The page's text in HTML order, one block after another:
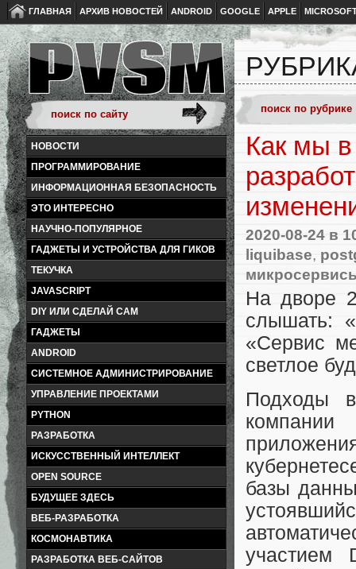
ГЛАВНАЯ АРХИВ НОВОСТЕЙ ANDROID GOOGLE APPLE
НОВОСТИ
ПРОГРАММИРОВАНИЕ
ИНФОРМАЦИОННАЯ БЕЗОПАСНОСТЬ
ЭТО ИНТЕРЕСНО
НАУЧНО-ПОПУЛЯРНОЕ
ГАДЖЕТЫ И УСТРОЙСТВА ДЛЯ ГИКОВ
ТЕКУЧКА
JAVASCRIPT
DIY ИЛИ СДЕЛАЙ САМ
ГАДЖЕТЫ
ANDROID
СИСТЕМНОЕ АДМИНИСТРИРОВАНИЕ
УПРАВЛЕНИЕ ПРОЕКТАМИ
PYTHON
РАЗРАБОТКА
ИСКУССТВЕННЫЙ ИНТЕЛЛЕКТ
OPEN SOURCE
БУДУЩЕЕ ЗДЕСЬ
ВЕБ-РАЗРАБОТКА
КОСМОНАВТИКА
РАЗРАБОТКА ВЕБ-САЙТОВ
Как мы в
2020-08-24 в
liquibase,
На дворе
слышать:
«Сервис
светлое
Подходы
компании
базы
участием